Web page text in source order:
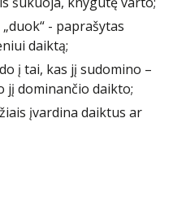
- paprašytas
daiktą;
į tai, kas jį sudomino –
jį dominančio daikto;
įvardina daiktus ar